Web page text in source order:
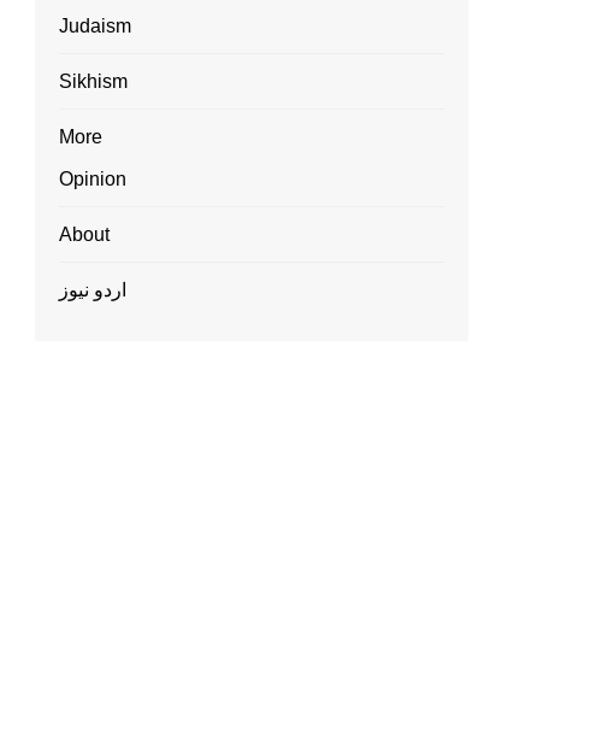
Judaism
Sikhism
More
Opinion
About
اردو نیوز